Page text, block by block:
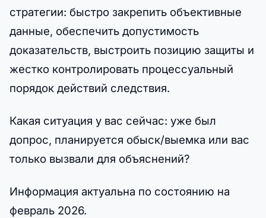
стратегии: быстро закрепить объективные
данные, обеспечить допустимость
доказательств, выстроить позицию защиты и
жестко контролировать процессуальный
порядок действий следствия.
Какая ситуация у вас сейчас: уже был
допрос, планируется обыск/выемка или вас
только вызвали для объяснений?
Информация актуальна по состоянию на
февраль 2026.